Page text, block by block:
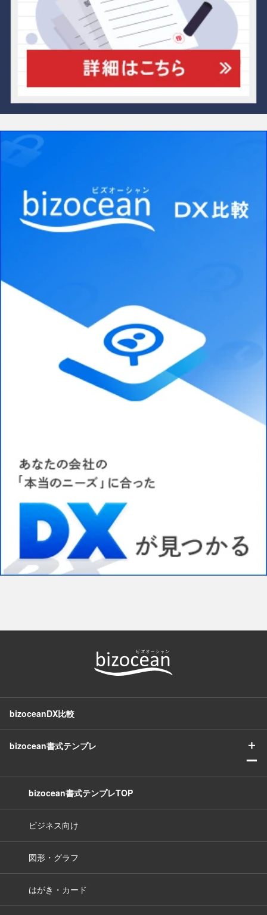
bizoceanDX比較
bizocean書式テンプレ
＋
ー
bizocean書式テンプレTOP
ビジネス向け
図形・グラフ
はがき・カード